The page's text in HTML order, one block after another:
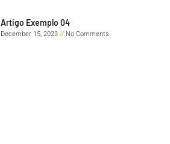
Artigo Exemplo 04
December 15, 2023 No Comments